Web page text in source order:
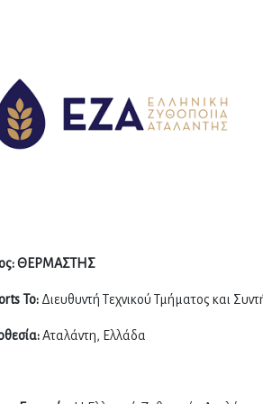
ΘΕΡΜΑΣΤΗΣ
To: Διευθυντή Τεχνικού Τμήματος και
Αταλάντη, Ελλάδα